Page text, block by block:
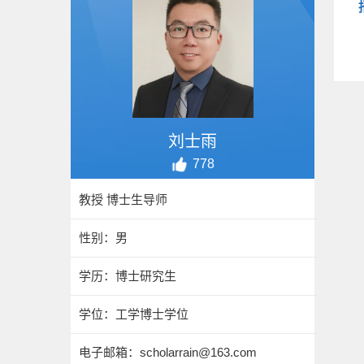
刘士雨
778
教授 博士生导师
性别：男
学历：博士研究生
学位：工学博士学位
电子邮箱： scholarrain@163.com